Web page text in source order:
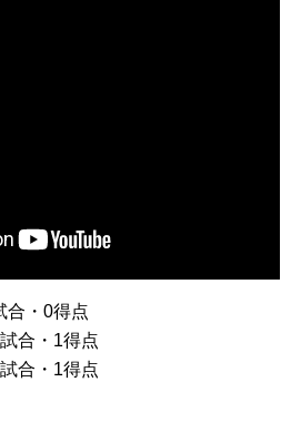
合・0得点
合・1得点
合・1得点